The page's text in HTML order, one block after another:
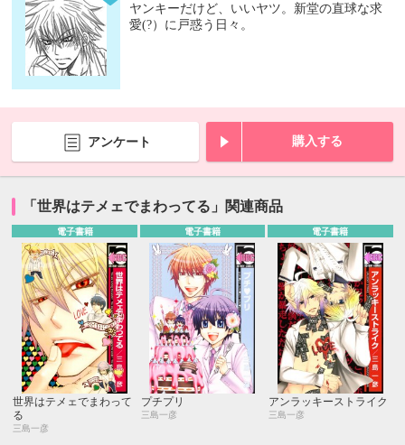
ヤンキーだけど、いいヤツ。新堂の直球な求
愛(?）に戸惑う日々。
アンケート 購入する
「世界はテメェでまわってる」関連商品
電子書籍
世界はテメェでまわって
る
三島一彦
電子書籍
プチプリ
三島一彦
電子書籍
アンラッキーストライク
三島一彦